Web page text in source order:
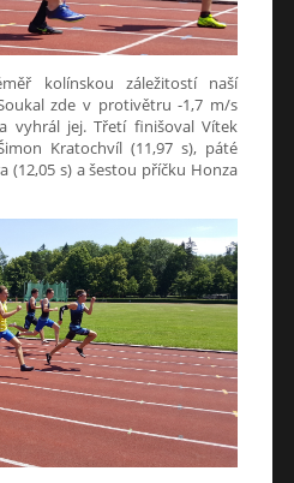
kolínskou záležitostí naší
zde v protivětru -1,7 m/s
vyhrál jej. Třetí finišoval Vítek
Kratochvíl (11,97 s), páté
(12,05 s) a šestou příčku Honza